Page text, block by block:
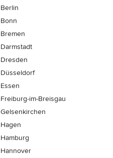
Berlin
Bonn
Bremen
Darmstadt
Dresden
Düsseldorf
Essen
Freiburg-im-Breisgau
Gelsenkirchen
Hagen
Hamburg
Hannover